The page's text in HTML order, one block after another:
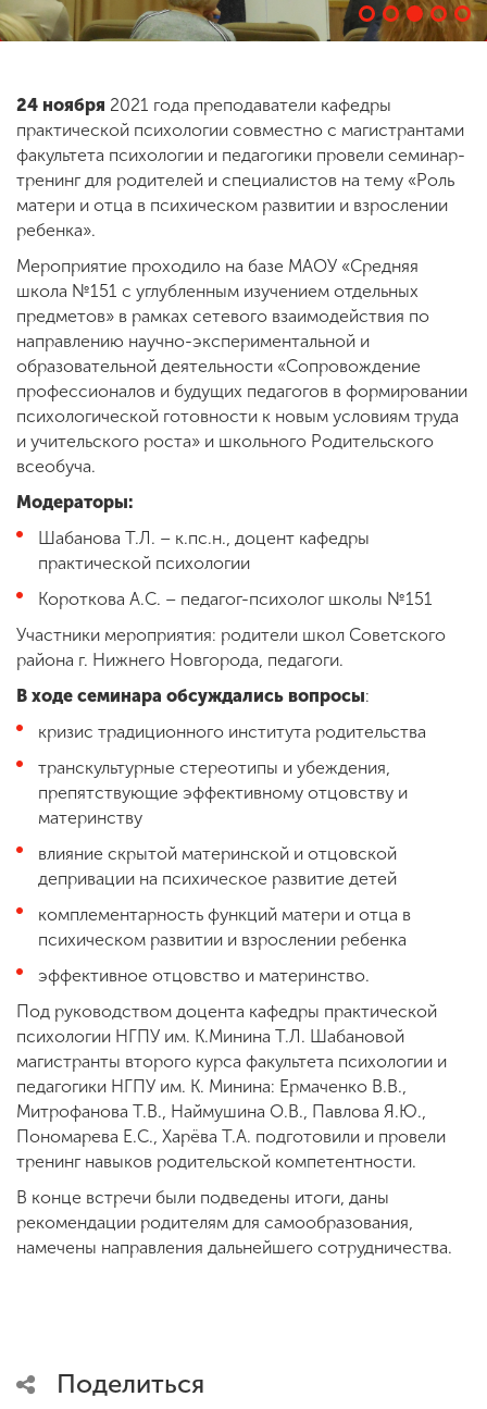
ENG SPN CHI
Приемная
+7 (831) 262-26-20
24 ноября 2021 года преподаватели кафедры
практической психологии совместно с магистрантами
факультета психологии и педагогики провели семинар-
тренинг для родителей и специалистов на тему «Роль
матери и отца в психическом развитии и взрослении
ребенка».
Мероприятие проходило на базе МАОУ «Средняя
школа №151 с углубленным изучением отдельных
предметов» в рамках сетевого взаимодействия по
направлению научно-экспериментальной и
образовательной деятельности «Сопровождение
профессионалов и будущих педагогов в формировании
психологической готовности к новым условиям труда
и учительского роста» и школьного Родительского
всеобуча.
Модераторы:
Шабанова Т.Л. – к.пс.н., доцент кафедры
практической психологии
Короткова А.С. – педагог-психолог школы №151
Участники мероприятия: родители школ Советского
района г. Нижнего Новгорода, педагоги.
В ходе семинара обсуждались вопросы:
кризис традиционного института родительства
транскультурные стереотипы и убеждения,
препятствующие эффективному отцовству и
материнству
влияние скрытой материнской и отцовской
депривации на психическое развитие детей
комплементарность функций матери и отца в
психическом развитии и взрослении ребенка
эффективное отцовство и материнство.
Под руководством доцента кафедры практической
психологии НГПУ им. К.Минина Т.Л. Шабановой
магистранты второго курса факультета психологии и
педагогики НГПУ им. К. Минина: Ермаченко В.В.,
Митрофанова Т.В., Наймушина О.В., Павлова Я.Ю.,
Пономарева Е.С., Харёва Т.А. подготовили и провели
тренинг навыков родительской компетентности.
В конце встречи были подведены итоги, даны
рекомендации родителям для самообразования,
намечены направления дальнейшего сотрудничества.
Поделиться